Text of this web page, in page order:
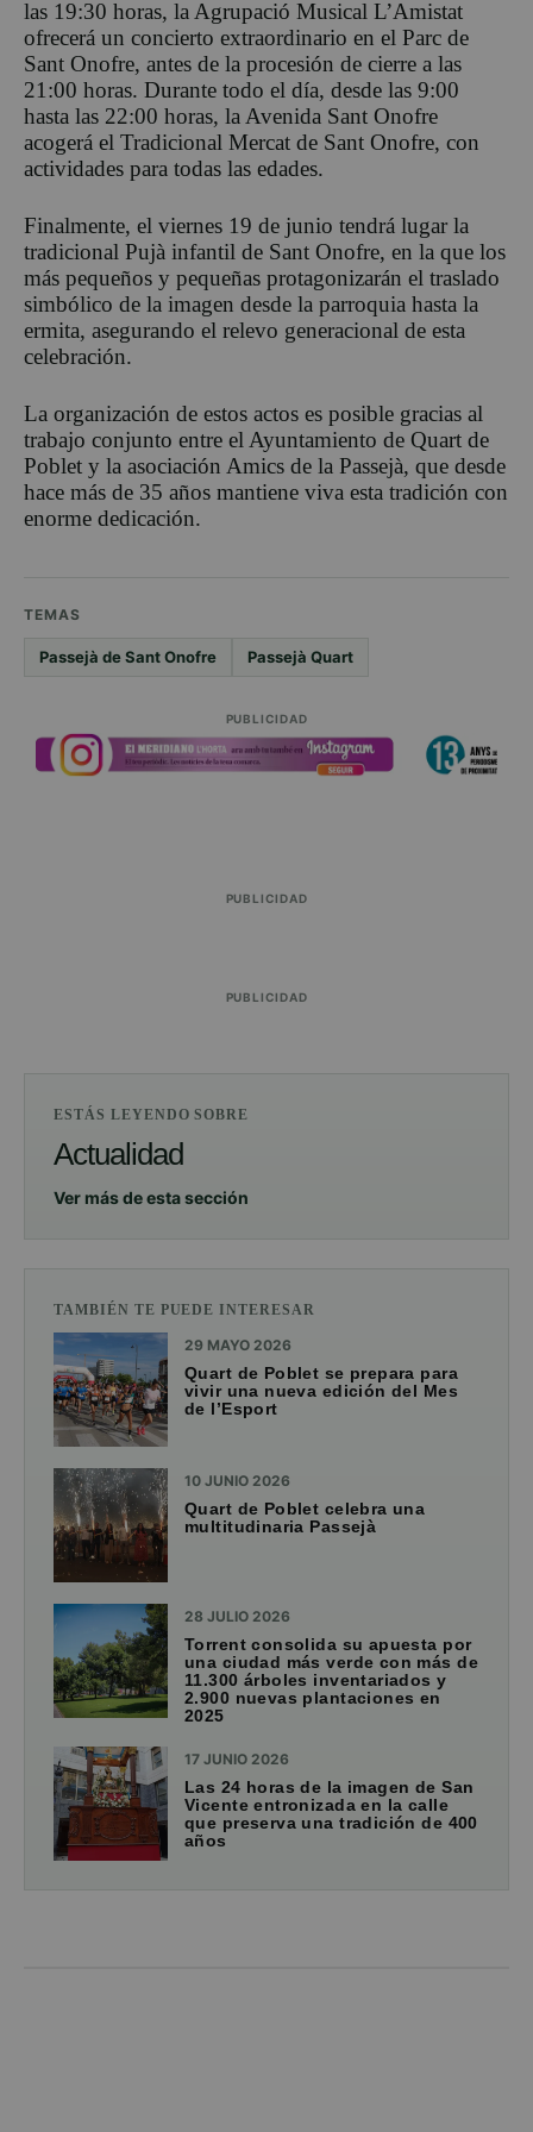
las 19:30 horas, la Agrupació Musical L’Amistat
ofrecerá un concierto extraordinario en el Parc de
Sant Onofre, antes de la procesión de cierre a las
21:00 horas. Durante todo el día, desde las 9:00
hasta las 22:00 horas, la Avenida Sant Onofre
acogerá el Tradicional Mercat de Sant Onofre, con
actividades para todas las edades.
Finalmente, el viernes 19 de junio tendrá lugar la
tradicional Pujà infantil de Sant Onofre, en la que los
más pequeños y pequeñas protagonizarán el traslado
simbólico de la imagen desde la parroquia hasta la
ermita, asegurando el relevo generacional de esta
celebración.
La organización de estos actos es posible gracias al
trabajo conjunto entre el Ayuntamiento de Quart de
Poblet y la asociación Amics de la Passejà, que desde
hace más de 35 años mantiene viva esta tradición con
enorme dedicación.
TEMAS
Passejà de Sant Onofre Passejà Quart
PUBLICIDAD
PUBLICIDAD
PUBLICIDAD
ESTÁS LEYENDO SOBRE
Actualidad
Ver más de esta sección
TAMBIÉN TE PUEDE INTERESAR
29 MAYO 2026
Quart de Poblet se prepara para
vivir una nueva edición del Mes
de l’Esport
10 JUNIO 2026
Quart de Poblet celebra una
multitudinaria Passejà
28 JULIO 2026
Torrent consolida su apuesta por
una ciudad más verde con más de
11.300 árboles inventariados y
2.900 nuevas plantaciones en
2025
17 JUNIO 2026
Las 24 horas de la imagen de San
Vicente entronizada en la calle
que preserva una tradición de 400
años